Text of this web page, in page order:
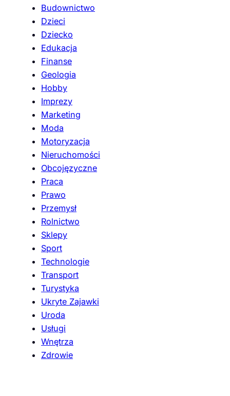
Budownictwo
Dzieci
Dziecko
Edukacja
Finanse
Geologia
Hobby
Imprezy
Marketing
Moda
Motoryzacja
Nieruchomości
Obcojęzyczne
Praca
Prawo
Przemysł
Rolnictwo
Sklepy
Sport
Technologie
Transport
Turystyka
Ukryte Zajawki
Uroda
Usługi
Wnętrza
Zdrowie